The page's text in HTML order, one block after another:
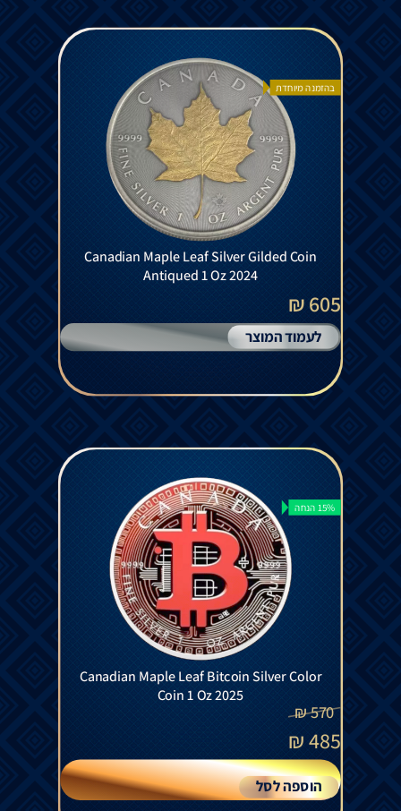
בהזמנה מיוחדת
Canadian Maple Leaf Silver Gilded Coin
Antiqued 1 Oz 2024
605 ₪
לעמוד המוצר
15% הנחה
Canadian Maple Leaf Bitcoin Silver Color
Coin 1 Oz 2025
570
₪
485
₪
הוספה לסל